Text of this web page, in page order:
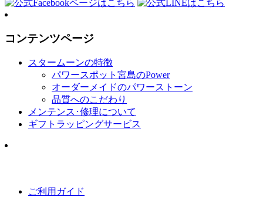
コンテンツページ
スタームーンの特徴
パワースポット宮島のPower
オーダーメイドのパワーストーン
品質へのこだわり
メンテンス･修理について
ギフトラッピングサービス
ご利用ガイド